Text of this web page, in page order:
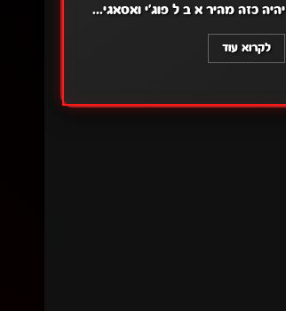
יהיה כזה מהיר א ב ל פוג'י ואסאגי...
לקרוא עוד